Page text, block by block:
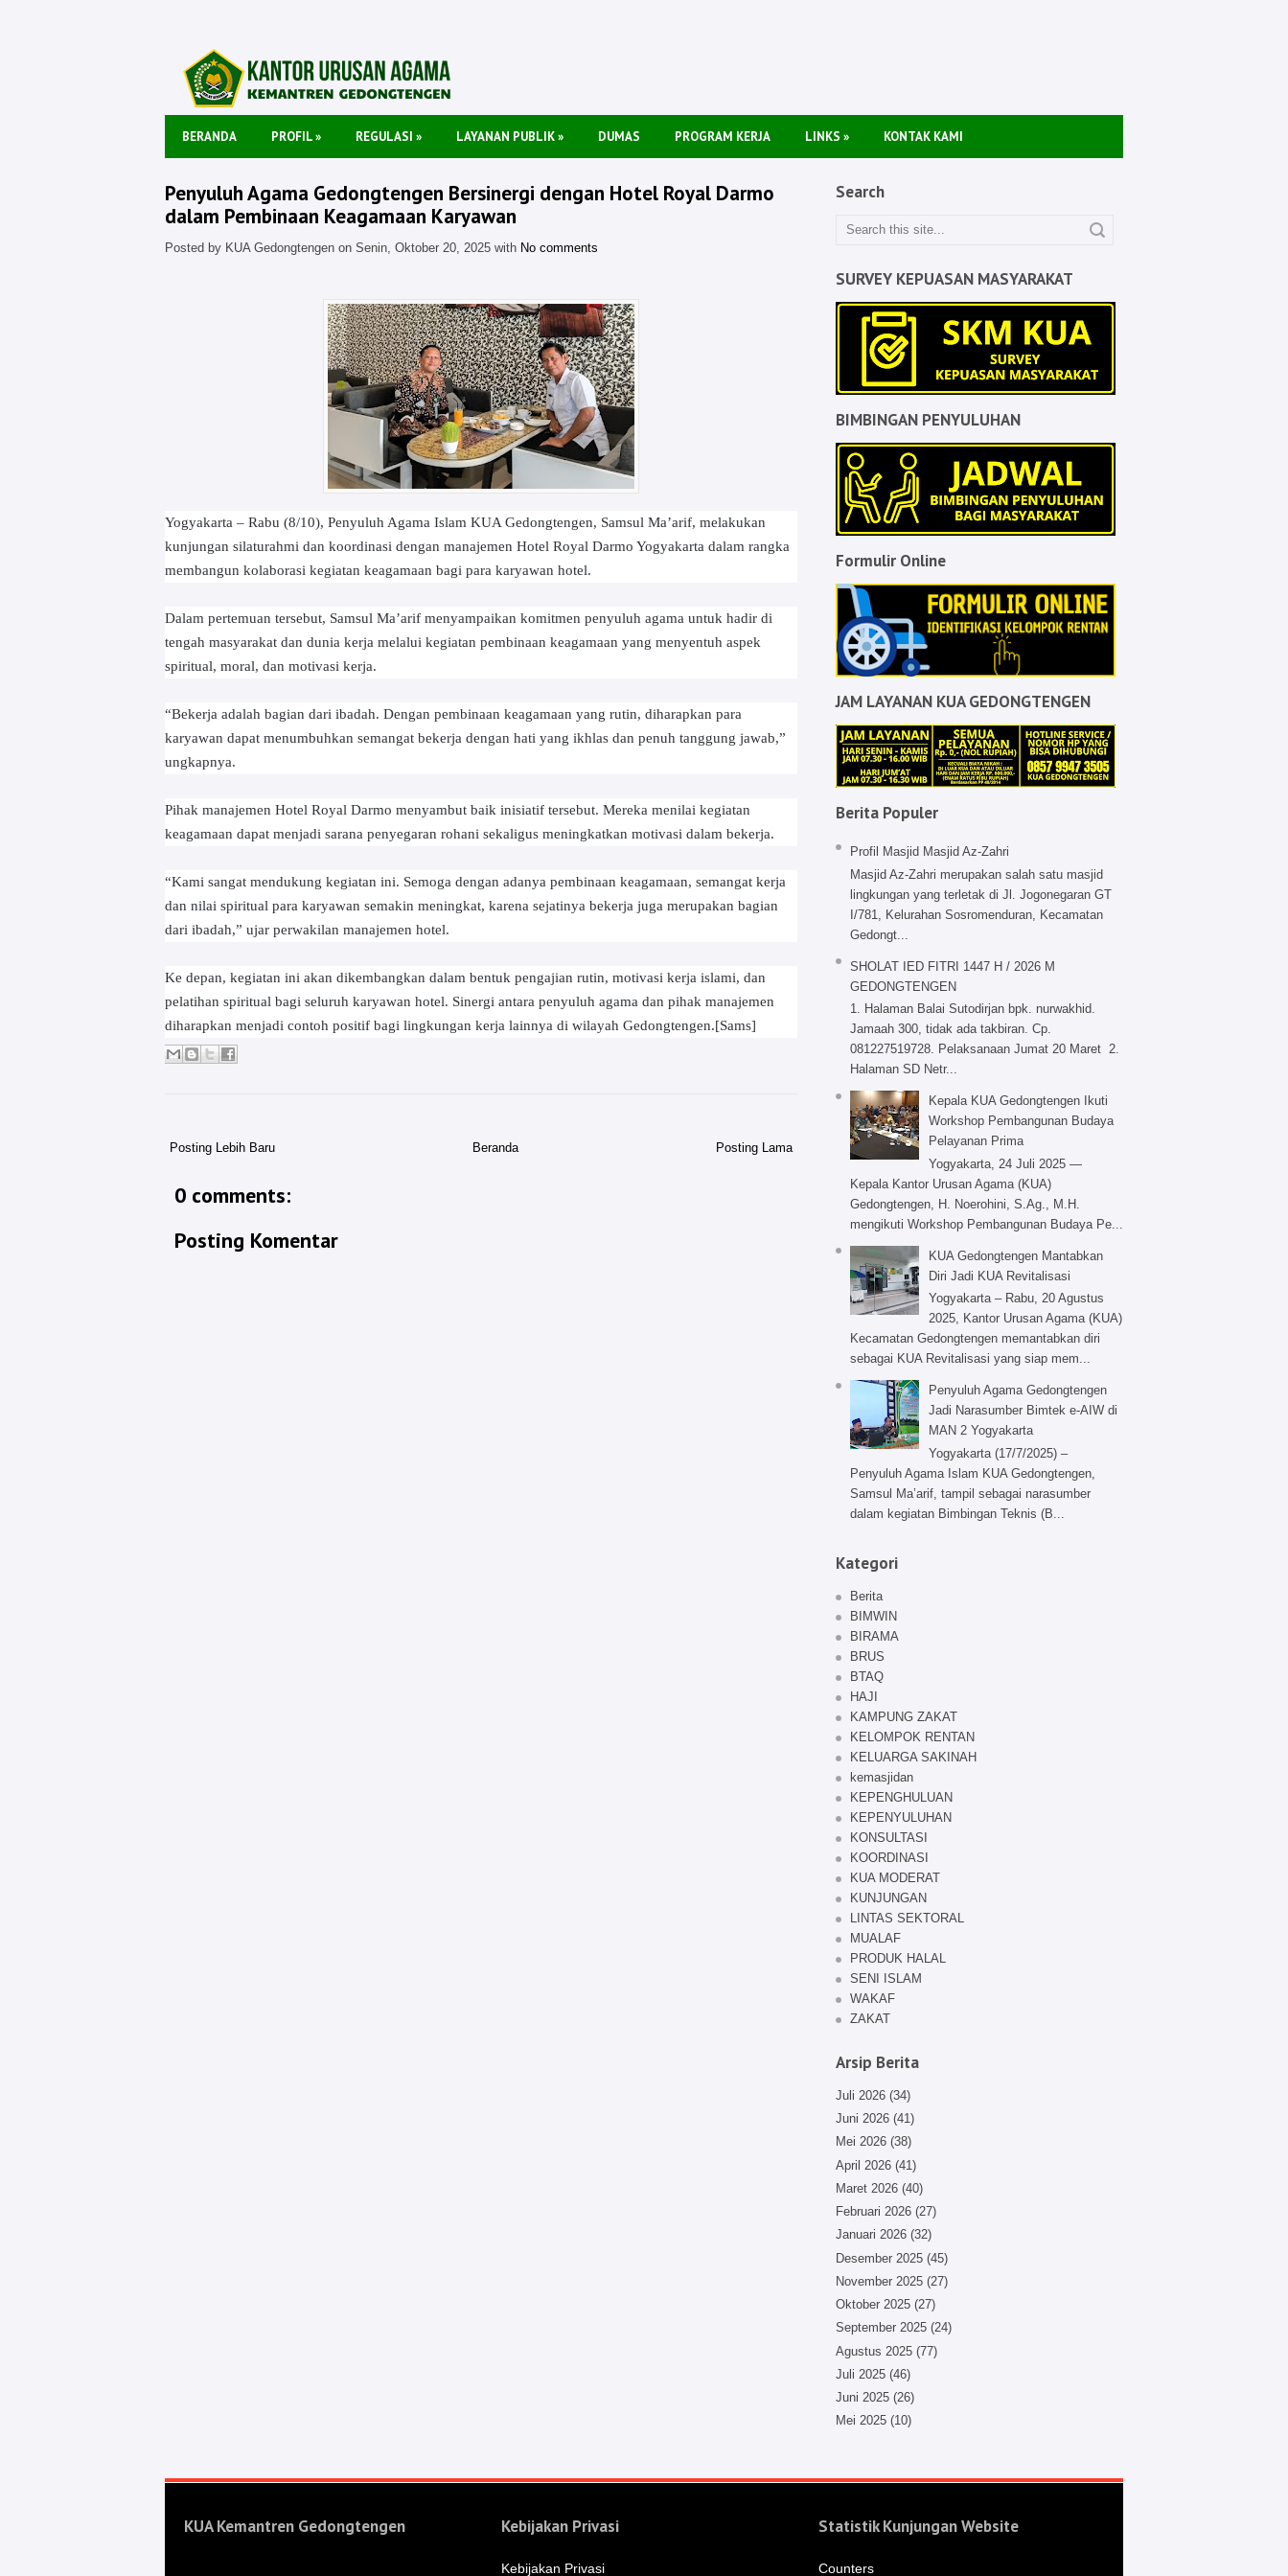
BERANDA PROFIL» REGULASI » LAYANAN PUBLIK» DUMAS PROGRAM KERJA LINKS » KONTAK KAMI
Penyuluh Agama Gedongtengen Bersinergi dengan Hotel Royal Darmo
dalam Pembinaan Keagamaan Karyawan
Posted by KUA Gedongtengen on Senin, Oktober 20, 2025 with No comments
Yogyakarta – Rabu (8/10), Penyuluh Agama Islam KUA Gedongtengen, Samsul Ma’arif, melakukan
kunjungan silaturahmi dan koordinasi dengan manajemen Hotel Royal Darmo Yogyakarta dalam rangka
membangun kolaborasi kegiatan keagamaan bagi para karyawan hotel.
Dalam pertemuan tersebut, Samsul Ma’arif menyampaikan komitmen penyuluh agama untuk hadir di
tengah masyarakat dan dunia kerja melalui kegiatan pembinaan keagamaan yang menyentuh aspek
spiritual, moral, dan motivasi kerja.
“Bekerja adalah bagian dari ibadah. Dengan pembinaan keagamaan yang rutin, diharapkan para
karyawan dapat menumbuhkan semangat bekerja dengan hati yang ikhlas dan penuh tanggung jawab,”
ungkapnya.
Pihak manajemen Hotel Royal Darmo menyambut baik inisiatif tersebut. Mereka menilai kegiatan
keagamaan dapat menjadi sarana penyegaran rohani sekaligus meningkatkan motivasi dalam bekerja.
“Kami sangat mendukung kegiatan ini. Semoga dengan adanya pembinaan keagamaan, semangat kerja
dan nilai spiritual para karyawan semakin meningkat, karena sejatinya bekerja juga merupakan bagian
dari ibadah,” ujar perwakilan manajemen hotel.
Ke depan, kegiatan ini akan dikembangkan dalam bentuk pengajian rutin, motivasi kerja islami, dan
pelatihan spiritual bagi seluruh karyawan hotel. Sinergi antara penyuluh agama dan pihak manajemen
diharapkan menjadi contoh positif bagi lingkungan kerja lainnya di wilayah Gedongtengen.[Sams]
Posting Lebih Baru Posting Lama
Beranda
0 comments:
Posting Komentar
Search
SURVEY KEPUASAN MASYARAKAT
BIMBINGAN PENYULUHAN
Formulir Online
JAM LAYANAN KUA GEDONGTENGEN
Berita Populer
Profil Masjid Masjid Az-Zahri
Masjid Az-Zahri merupakan salah satu masjid
lingkungan yang terletak di Jl. Jogonegaran GT
I/781, Kelurahan Sosromenduran, Kecamatan
Gedongt...
SHOLAT IED FITRI 1447 H / 2026 M
GEDONGTENGEN
1. Halaman Balai Sutodirjan bpk. nurwakhid.
Jamaah 300, tidak ada takbiran. Cp.
081227519728. Pelaksanaan Jumat 20 Maret 2.
Halaman SD Netr...
Kepala KUA Gedongtengen Ikuti
Workshop Pembangunan Budaya
Pelayanan Prima
Yogyakarta, 24 Juli 2025 —
Kepala Kantor Urusan Agama (KUA)
Gedongtengen, H. Noerohini, S.Ag., M.H.
mengikuti Workshop Pembangunan Budaya Pe...
KUA Gedongtengen Mantabkan
Diri Jadi KUA Revitalisasi
Yogyakarta – Rabu, 20 Agustus
2025, Kantor Urusan Agama (KUA)
Kecamatan Gedongtengen memantabkan diri
sebagai KUA Revitalisasi yang siap mem...
Penyuluh Agama Gedongtengen
Jadi Narasumber Bimtek e-AIW di
MAN 2 Yogyakarta
Yogyakarta (17/7/2025) –
Penyuluh Agama Islam KUA Gedongtengen,
Samsul Ma’arif, tampil sebagai narasumber
dalam kegiatan Bimbingan Teknis (B...
Kategori
Berita
BIMWIN
BIRAMA
BRUS
BTAQ
HAJI
KAMPUNG ZAKAT
KELOMPOK RENTAN
KELUARGA SAKINAH
kemasjidan
KEPENGHULUAN
KEPENYULUHAN
KONSULTASI
KOORDINASI
KUA MODERAT
KUNJUNGAN
LINTAS SEKTORAL
MUALAF
PRODUK HALAL
SENI ISLAM
WAKAF
ZAKAT
Arsip Berita
Juli 2026 (34)
Juni 2026 (41)
Mei 2026 (38)
April 2026 (41)
Maret 2026 (40)
Februari 2026 (27)
Januari 2026 (32)
Desember 2025 (45)
November 2025 (27)
Oktober 2025 (27)
September 2025 (24)
Agustus 2025 (77)
Juli 2025 (46)
Juni 2025 (26)
Mei 2025 (10)
KUA Kemantren Gedongtengen Kebijakan Privasi
Kebijakan Privasi
Statistik Kunjungan Website
Counters